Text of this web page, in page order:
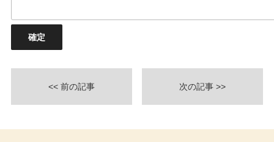
<< 前の記事 次の記事 >>